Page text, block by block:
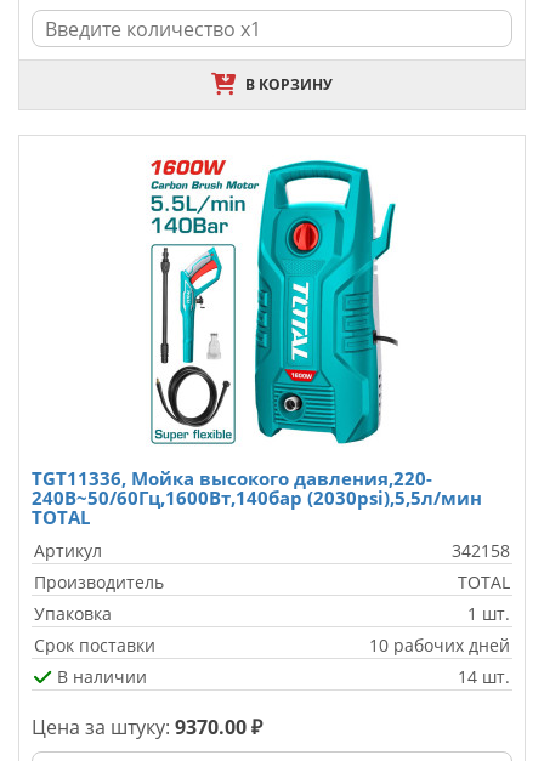
В КОРЗИНУ
TGT11336, Мойка высокого давления,220-
240В~50/60Гц,1600Вт,140бар (2030psi),5,5л/мин
TOTAL
Артикул
342158
Производитель
TOTAL
Упаковка
1 шт.
Срок поставки
10 рабочих дней
В наличии
14 шт.
Цена за штуку: 9370.00 ₽